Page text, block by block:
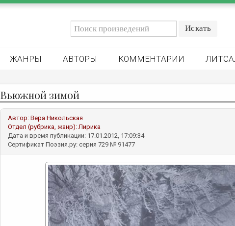
ЖАНРЫ АВТОРЫ КОММЕНТАРИИ
Вьюжной зимой
Автор: Вера Никольская
Отдел (рубрика, жанр):Лирика
Дата и время публикации: 17.01.2012, 17:09:34
Сертификат Поэзия.ру: серия 729 № 91477